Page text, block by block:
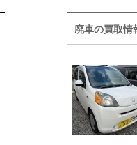
廃車の買取情